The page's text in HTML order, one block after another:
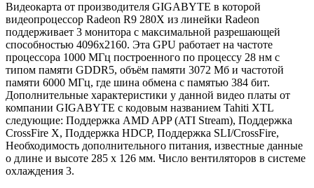
Видеокарта от производителя GIGABYTE в которой
видеопроцессор Radeon R9 280X из линейки Radeon
поддерживает 3 монитора с максимальной разрешающей
способностью 4096x2160. Эта GPU работает на частоте
процессора 1000 МГц построенного по процессу 28 нм с
типом памяти GDDR5, объём памяти 3072 Мб и частотой
памяти 6000 МГц, где шина обмена с памятью 384 бит.
Дополнительные характеристики у данной видео платы от
компании GIGABYTE с кодовым названием Tahiti XTL
следующие: Поддержка AMD APP (ATI Stream), Поддержка
CrossFire X, Поддержка HDCP, Поддержка SLI/CrossFire,
Необходимость дополнительного питания, известные данные
о длине и высоте 285 х 126 мм. Число вентиляторов в системе
охлаждения 3.